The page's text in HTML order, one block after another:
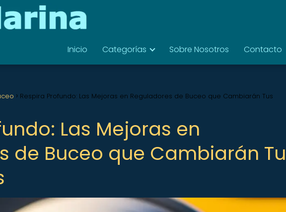
Inicio Categorías Sobre Nosotros Contacto
Respira Profundo: Las Mejoras en Reguladores de Buceo que Cambiarán Tus
Las Mejoras en
de Buceo que Cambiarán